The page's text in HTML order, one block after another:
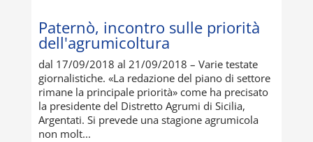
Paternò, incontro sulle priorità
dell'agrumicoltura
dal 17/09/2018 al 21/09/2018 – Varie testate
giornalistiche. «La redazione del piano di settore
rimane la principale priorità» come ha precisato
la presidente del Distretto Agrumi di Sicilia,
Argentati. Si prevede una stagione agrumicola
non molt...